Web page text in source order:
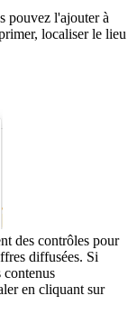
pouvez l'ajouter à
localiser le lieu
des contrôles pour
diffusées. Si
contenus
en cliquant sur